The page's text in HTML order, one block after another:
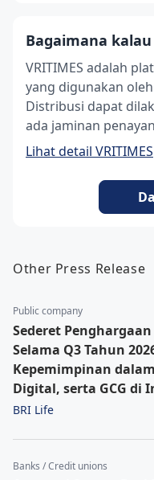
Bagaimana kalau
VRITIMES adalah
yang digunakan
Distribusi dapat
ada jaminan
Lihat detail VRITIMES
Other Press Release
Public company
Sederet
Selama Q3 Tahun 2026,
Kepemimpinan
Digital, serta GCG di Industri
Asuransi Jiwa
BRI Life
Banks / Credit unions